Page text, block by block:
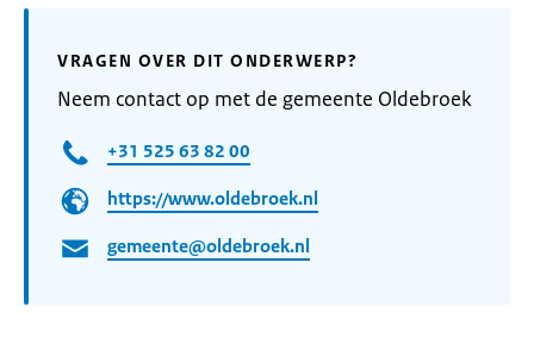
VRAGEN OVER DIT ONDERWERP?
Neem contact op met de gemeente Oldebroek
+31 525 63 82 00
https://www.oldebroek.nl
gemeente@oldebroek.nl